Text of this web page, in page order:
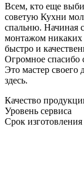
Всем, кто еще
советую Кухни
спальню. Начиная
монтажом никаких
быстро и
Огромное спасибо
Это мастер своего
здесь.
Качество
Уровень сервиса
Срок изготовления